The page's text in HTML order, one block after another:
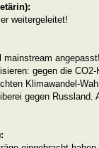
weitergeleitet!
gegen die CO2-
Klimawandel-
gegen Russland.